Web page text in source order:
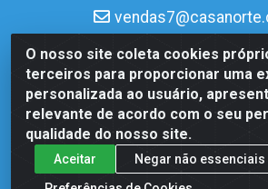
O nosso site coleta cookies
terceiros para proporcionar uma
personalizada ao usuário,
relevante de acordo com o seu
qualidade do nosso site.
Aceitar
Negar não essenciais
Casa Norte LTDA - Av. Interventor
Dix-Sept Rosado, Natal/RN - CEP
08.713.513/0001-51